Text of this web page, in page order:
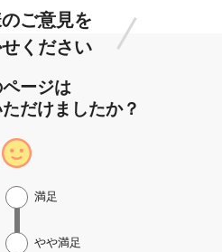
ご意見を
ください
ページは
だけましたか？
やや満足
満足